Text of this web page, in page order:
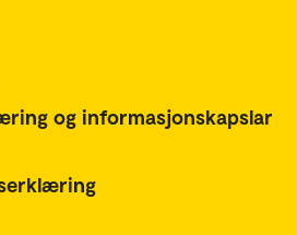
og informasjonskapslar